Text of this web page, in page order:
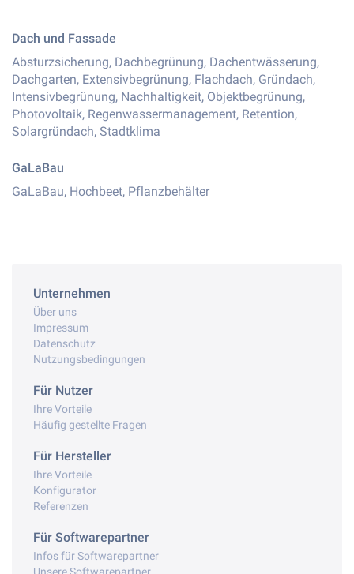
Dach und Fassade
Absturzsicherung, Dachbegrünung, Dachentwässerung,
Dachgarten, Extensivbegrünung, Flachdach, Gründach,
Intensivbegrünung, Nachhaltigkeit, Objektbegrünung,
Photovoltaik, Regenwassermanagement, Retention,
Solargründach, Stadtklima
GaLaBau
GaLaBau, Hochbeet, Pflanzbehälter
Unternehmen
Über uns
Impressum
Datenschutz
Nutzungsbedingungen
Für Nutzer
Ihre Vorteile
Häufig gestellte Fragen
Für Hersteller
Ihre Vorteile
Konfigurator
Referenzen
Für Softwarepartner
Infos für Softwarepartner
Unsere Softwarepartner